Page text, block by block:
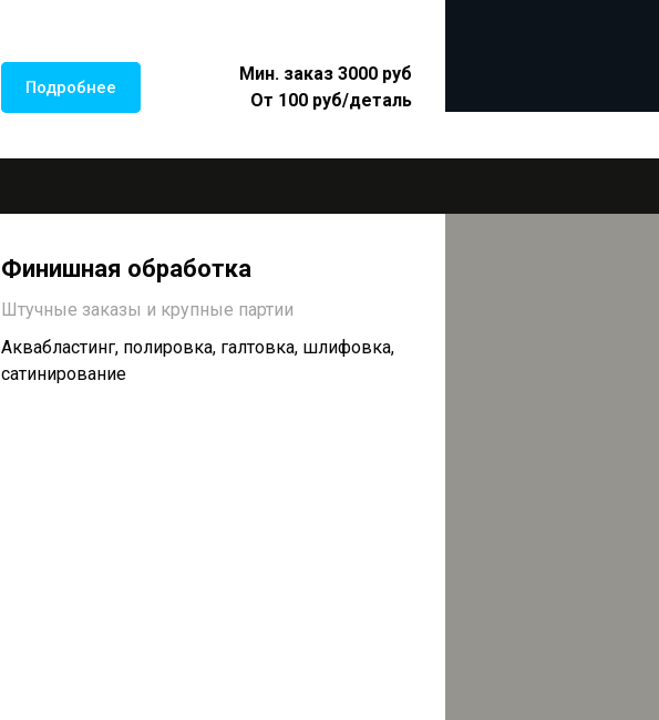
Подробнее
Мин. заказ 3000 руб
От 100 руб/деталь
Финишная обработка
Штучные заказы и крупные партии
Аквабластинг, полировка, галтовка, шлифовка,
сатинирование